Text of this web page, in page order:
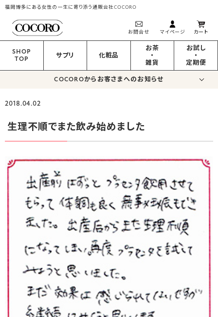
福岡博多にある女性の一生に寄り添う通販会社COCORO
お問合せ マイページ カート
SHOP
TOP
サプリ 化粧品
お茶
・
雑貨
お試し
・
定期便
COCOROからお客さまへのお知らせ
2018.04.02
生理不順でまた飲み始めました